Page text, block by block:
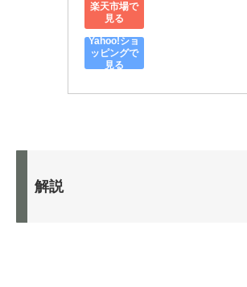
楽天市場で
見る
Yahoo!ショ
ッピングで
見る
解説